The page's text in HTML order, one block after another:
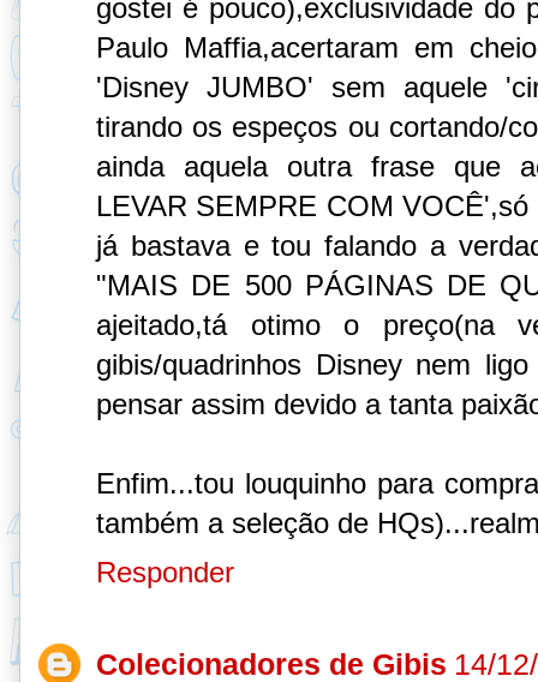
gostei é pouco),exclusividade do
Paulo Maffia,acertaram em
'Disney JUMBO' sem aquele
tirando os espeços ou cortando/
ainda aquela outra frase que
LEVAR SEMPRE COM
já bastava e tou falando a
"MAIS DE 500 PÁGINAS DE
ajeitado,tá otimo o preço(na
gibis/quadrinhos Disney nem
pensar assim devido a tanta
Enfim...tou louquinho para
também a seleção de
Responder
Colecionadores de Gibis 14/